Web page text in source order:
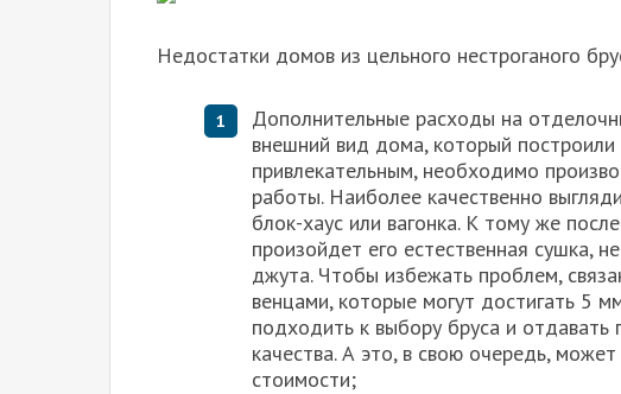
Недостатки домов из цельного нестроганого
Дополнительные расходы на
внешний вид дома, который построили
привлекательным, необходимо
работы. Наиболее качественно
блок-хаус или вагонка. К тому же
произойдет его естественная сушка,
джута. Чтобы избежать проблем,
венцами, которые могут достигать 5
подходить к выбору бруса и
качества. А это, в свою очередь,
стоимости;